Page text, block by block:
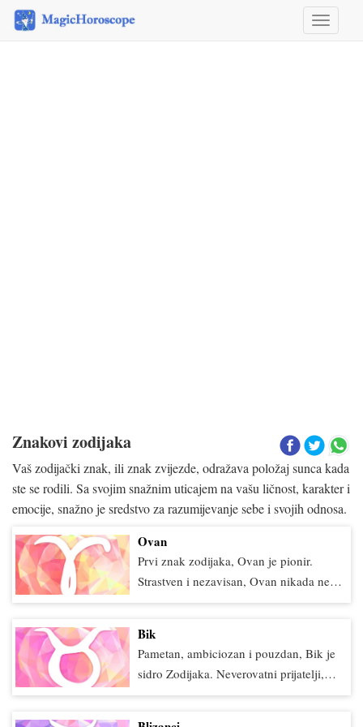
&
Znakovi zodijaka
Vaš zodijački znak, ili znak zvijezde, odražava položaj sunca kada
ste se rodili. Sa svojim snažnim uticajem na vašu ličnost, karakter i
emocije, snažno je sredstvo za razumijevanje sebe i svojih odnosa.
Ovan
Prvi znak zodijaka, Ovan je pionir.
Strastven i nezavisan, Ovan nikada neće
učiniti nešto samo zato što to rade svi
posvećen zadatku koji mu je na
raspolaganju. Najbolji način da
motivišete Ovna je da nešto pretvorite u
u pobedu. Lojalni, pametni i impulsivni,
Bik
Pametan, ambiciozan i pouzdan, Bik je
sidro Zodijaka. Neverovatni prijatelji,
kolege i partneri, Bikovi cene iskrenost